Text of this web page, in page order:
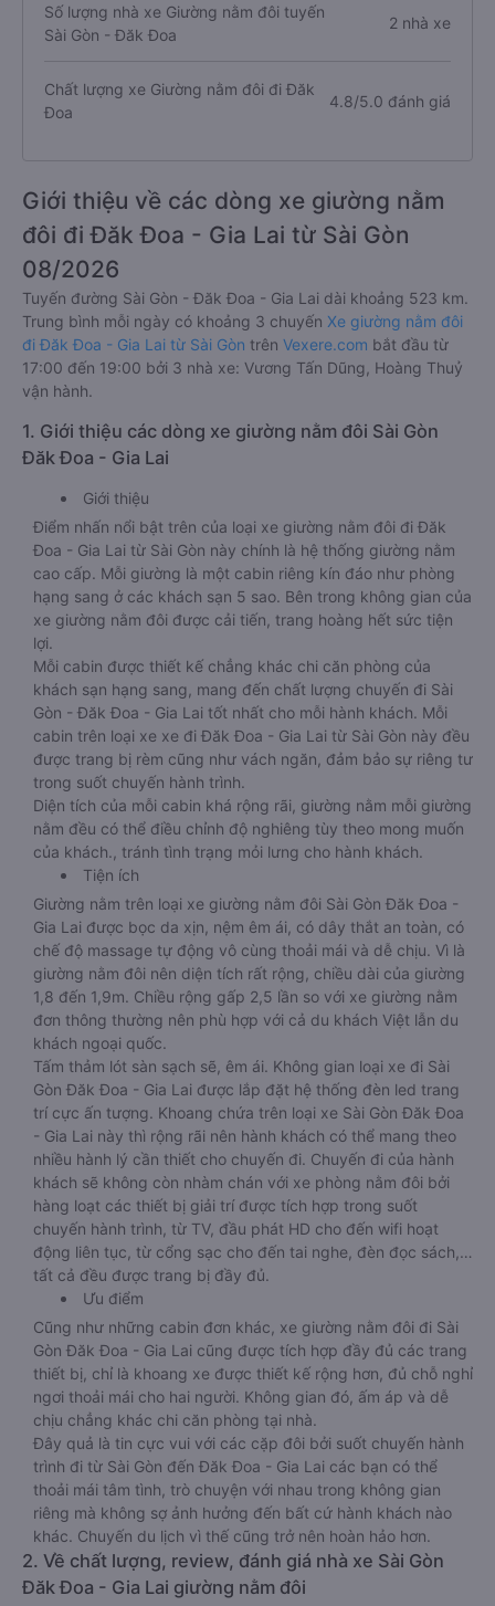
Số lượng nhà xe Giường nằm đôi tuyến
Sài Gòn - Đăk Đoa
2 nhà xe
Chất lượng xe Giường nằm đôi đi Đăk
Đoa
4.8/5.0 đánh giá
Giới thiệu về các dòng xe giường nằm
đôi đi Đăk Đoa - Gia Lai từ Sài Gòn
08/2026
Tuyến đường Sài Gòn - Đăk Đoa - Gia Lai dài khoảng 523 km.
Trung bình mỗi ngày có khoảng 3 chuyến Xe giường nằm đôi
đi Đăk Đoa - Gia Lai từ Sài Gòn trên Vexere.com bắt đầu từ
17:00 đến 19:00 bởi 3 nhà xe: Vương Tấn Dũng, Hoàng Thuỷ
vận hành.
1. Giới thiệu các dòng xe giường nằm đôi Sài Gòn
Đăk Đoa - Gia Lai
Giới thiệu
Điểm nhấn nổi bật trên của loại xe giường nằm đôi đi Đăk
Đoa - Gia Lai từ Sài Gòn này chính là hệ thống giường nằm
cao cấp. Mỗi giường là một cabin riêng kín đáo như phòng
hạng sang ở các khách sạn 5 sao. Bên trong không gian của
xe giường nằm đôi được cải tiến, trang hoàng hết sức tiện
lợi.
Mỗi cabin được thiết kế chẳng khác chi căn phòng của
khách sạn hạng sang, mang đến chất lượng chuyến đi Sài
Gòn - Đăk Đoa - Gia Lai tốt nhất cho mỗi hành khách. Mỗi
cabin trên loại xe xe đi Đăk Đoa - Gia Lai từ Sài Gòn này đều
được trang bị rèm cũng như vách ngăn, đảm bảo sự riêng tư
trong suốt chuyến hành trình.
Diện tích của mỗi cabin khá rộng rãi, giường nằm mỗi giường
nằm đều có thể điều chỉnh độ nghiêng tùy theo mong muốn
của khách., tránh tình trạng mỏi lưng cho hành khách.
Tiện ích
Giường nằm trên loại xe giường nằm đôi Sài Gòn Đăk Đoa -
Gia Lai được bọc da xịn, nệm êm ái, có dây thắt an toàn, có
chế độ massage tự động vô cùng thoải mái và dễ chịu. Vì là
giường nằm đôi nên diện tích rất rộng, chiều dài của giường
1,8 đến 1,9m. Chiều rộng gấp 2,5 lần so với xe giường nằm
đơn thông thường nên phù hợp với cả du khách Việt lẫn du
khách ngoại quốc.
Tấm thảm lót sàn sạch sẽ, êm ái. Không gian loại xe đi Sài
Gòn Đăk Đoa - Gia Lai được lắp đặt hệ thống đèn led trang
trí cực ấn tượng. Khoang chứa trên loại xe Sài Gòn Đăk Đoa
- Gia Lai này thì rộng rãi nên hành khách có thể mang theo
nhiều hành lý cần thiết cho chuyến đi. Chuyến đi của hành
khách sẽ không còn nhàm chán với xe phòng nằm đôi bởi
hàng loạt các thiết bị giải trí được tích hợp trong suốt
chuyến hành trình, từ TV, đầu phát HD cho đến wifi hoạt
động liên tục, từ cổng sạc cho đến tai nghe, đèn đọc sách,…
tất cả đều được trang bị đầy đủ.
Ưu điểm
Cũng như những cabin đơn khác, xe giường nằm đôi đi Sài
Gòn Đăk Đoa - Gia Lai cũng được tích hợp đầy đủ các trang
thiết bị, chỉ là khoang xe được thiết kế rộng hơn, đủ chỗ nghỉ
ngơi thoải mái cho hai người. Không gian đó, ấm áp và dễ
chịu chẳng khác chi căn phòng tại nhà.
Đây quả là tin cực vui với các cặp đôi bởi suốt chuyến hành
trình đi từ Sài Gòn đến Đăk Đoa - Gia Lai các bạn có thể
thoải mái tâm tình, trò chuyện với nhau trong không gian
riêng mà không sợ ảnh hưởng đến bất cứ hành khách nào
khác. Chuyến du lịch vì thế cũng trở nên hoàn hảo hơn.
2. Về chất lượng, review, đánh giá nhà xe Sài Gòn
Đăk Đoa - Gia Lai giường nằm đôi